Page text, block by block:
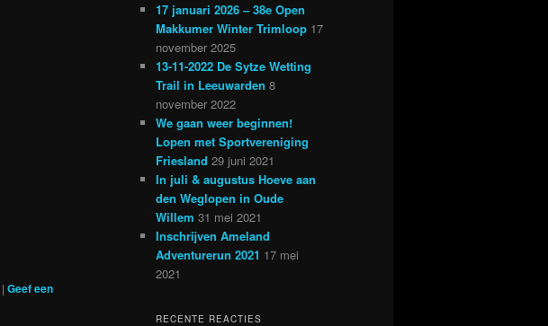
| Geef een
17 januari 2026 – 38e Open
Makkumer Winter Trimloop 17
november 2025
13-11-2022 De Sytze Wetting
Trail in Leeuwarden 8
november 2022
We gaan weer beginnen!
Lopen met Sportvereniging
Friesland 29 juni 2021
In juli & augustus Hoeve aan
den Weglopen in Oude
Willem 31 mei 2021
Inschrijven Ameland
Adventurerun 2021 17 mei
2021
RECENTE REACTIES